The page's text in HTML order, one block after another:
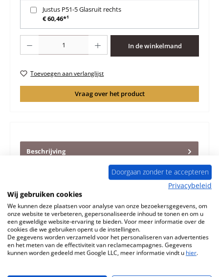
Justus P51-5 Glasruit rechts
€ 60,46*¹
In de winkelmand
Toevoegen aan verlanglijst
Vraag over het product
Beschrijving
Origineel binnenwerk B voor de Houtkachel Justus P51-5
Er zijn verschillende voeringen voor de P51-5. Oriënteer u
Eigenschappen
Informatie over productveiligheid
Doorgaan zonder te accepteren
Privacybeleid
Wij gebruiken cookies
We kunnen deze plaatsen voor analyse van onze bezoekersgegevens, om
onze website te verbeteren, gepersonaliseerde inhoud te tonen en om u
een geweldige website-ervaring te bieden. Voor meer informatie over de
cookies die we gebruiken opent u de instellingen.
De gegevens worden verzameld voor het personaliseren van advertenties
en het meten van de effectiviteit van reclamecampagnes. Gegevens
kunnen worden gedeeld met Google LLC, meer informatie vindt u hier.